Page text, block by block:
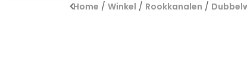
Home / Winkel / Rookkanalen /